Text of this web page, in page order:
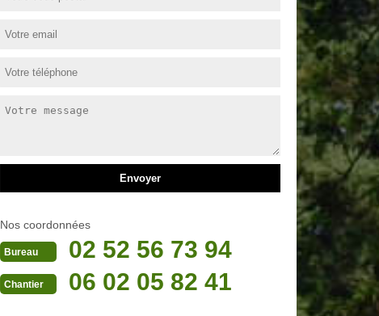
Nos coordonnées
Bureau 02 52 56 73 94
Chantier 06 02 05 82 41